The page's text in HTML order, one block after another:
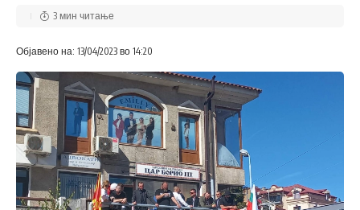
Објавено на: 13/04/2023 во 14:20
3 мин читање